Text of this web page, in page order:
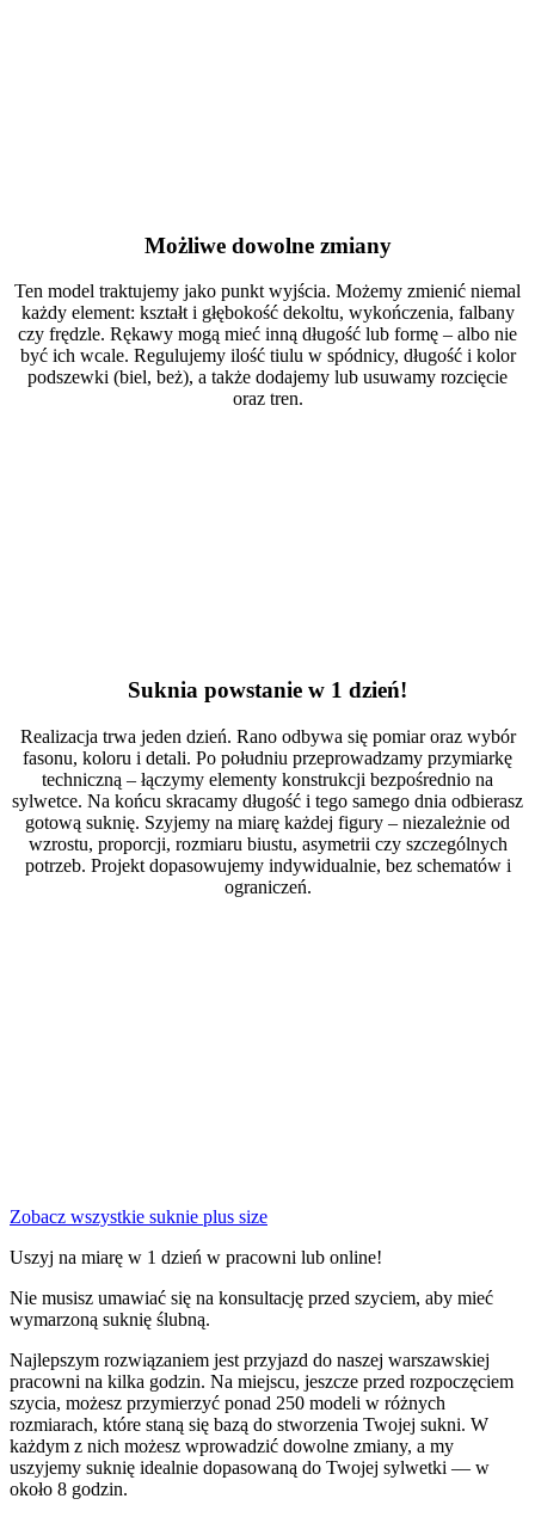
Możliwe dowolne zmiany
Ten model traktujemy jako punkt wyjścia. Możemy zmienić niemal
każdy element: kształt i głębokość dekoltu, wykończenia, falbany
czy frędzle. Rękawy mogą mieć inną długość lub formę – albo nie
być ich wcale. Regulujemy ilość tiulu w spódnicy, długość i kolor
podszewki (biel, beż), a także dodajemy lub usuwamy rozcięcie
oraz tren.
Suknia powstanie w 1 dzień!
Realizacja trwa jeden dzień. Rano odbywa się pomiar oraz wybór
fasonu, koloru i detali. Po południu przeprowadzamy przymiarkę
techniczną – łączymy elementy konstrukcji bezpośrednio na
sylwetce. Na końcu skracamy długość i tego samego dnia odbierasz
gotową suknię. Szyjemy na miarę każdej figury – niezależnie od
wzrostu, proporcji, rozmiaru biustu, asymetrii czy szczególnych
potrzeb. Projekt dopasowujemy indywidualnie, bez schematów i
ograniczeń.
Zobacz wszystkie suknie plus size
Uszyj na miarę w 1 dzień w pracowni lub online!
Nie musisz umawiać się na konsultację przed szyciem, aby mieć
wymarzoną suknię ślubną.
Najlepszym rozwiązaniem jest przyjazd do naszej warszawskiej
pracowni na kilka godzin. Na miejscu, jeszcze przed rozpoczęciem
szycia, możesz przymierzyć ponad 250 modeli w różnych
rozmiarach, które staną się bazą do stworzenia Twojej sukni. W
każdym z nich możesz wprowadzić dowolne zmiany, a my
uszyjemy suknię idealnie dopasowaną do Twojej sylwetki — w
około 8 godzin.